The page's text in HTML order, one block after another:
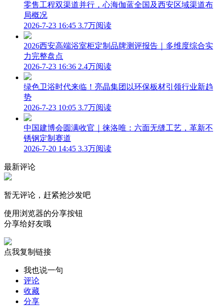
零售工程双渠道并行，心海伽蓝全国及西安区域渠道布
局概况
2026-7-23 16:45 3.7万阅读
2026西安高端浴室柜定制品牌测评报告｜多维度综合实
力完整盘点
2026-7-23 16:36 2.4万阅读
绿色卫浴时代来临！亮晶集团以环保板材引领行业新趋
势
2026-7-23 10:05 3.7万阅读
中国建博会圆满收官｜徕洛唯：六面无缝工艺，革新不
锈钢定制赛道
2026-7-20 14:45 3.3万阅读
最新评论
暂无评论，赶紧抢沙发吧
使用浏览器的分享按钮
分享给好友哦
点我复制链接
我也说一句
评论
收藏
分享